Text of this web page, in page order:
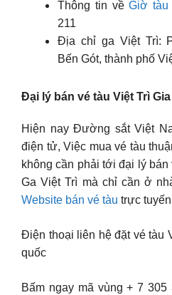
Thông tin vềGiờ tàu
211
Địa chỉ ga Việt Trì:
Bến Gót, thành phố
Đại lý bán vé tàu Việt Trì
Hiện nay Đường sắt Việt
điện tử, Việc mua vé tàu
không cần phải tới đại lý bán
Ga Việt Trì mà chỉ cần ở
Website bán vé tàu trực
Điện thoại liên hệ đặt vé tàu
quốc
Bấm ngay mã vùng + 7